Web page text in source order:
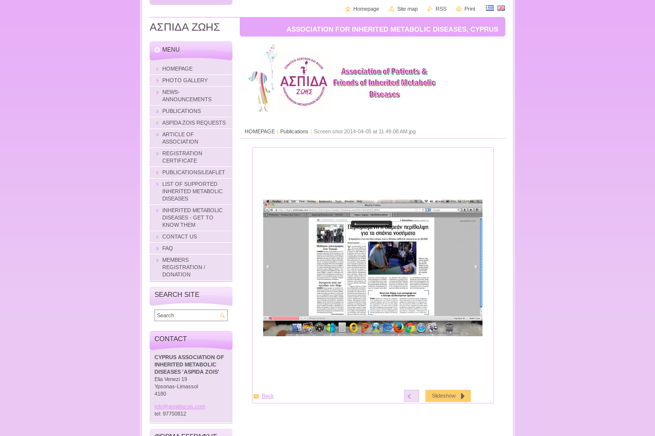
ΑΣΠΙΔΑ ΖΩΗΣ ASSOCIATION FOR INHERITED METABOLIC DISEASES, CYPRUS
HOMEPAGE | Publications | Screen shot 2014-04-05 at 11.49.08 AM.jpg
< Slideshow
Back
MENU
HOMEPAGE
PHOTO GALLERY
NEWS-
ANNOUNCEMENTS
PUBLICATIONS
ASPIDA ZOIS REQUESTS
ARTICLE OF
ASSOCIATION
REGISTRATION
CERTIFICATE
PUBLICATIONS/LEAFLET
LIST OF SUPPORTED
INHERITED METABOLIC
DISEASES
INHERITED METABOLIC
DISEASES - GET TO
KNOW THEM
CONTACT US
FAQ
MEMBERS
REGISTRATION /
DONATION
SEARCH SITE
CONTACT
CYPRUS ASSOCIATION OF
INHERITED METABOLIC
DISEASES 'ASPIDA ZOIS'
Elia Venezi 19
Ypsonas-Limassol
4180
info@aspidazois. com
tel: 97750812
Homepage Site map RSS Print